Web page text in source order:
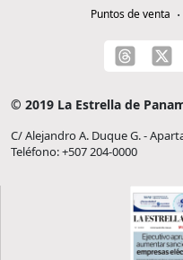
Puntos de venta
© 2019 La Estrella de
C/ Alejandro A. Duque G. -
Teléfono: +507 204-0000